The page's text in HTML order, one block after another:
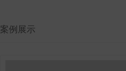
案例展示